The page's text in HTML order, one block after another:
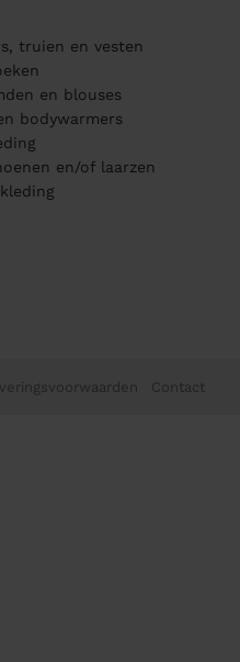
truien en vesten
en blouses
bodywarmers
en/of laarzen
Contact